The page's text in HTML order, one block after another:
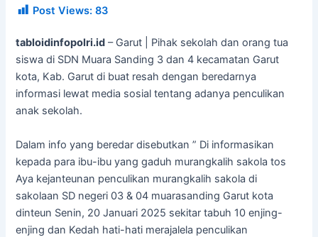
Post Views: 83
tabloidinfopolri.id – Garut | Pihak sekolah dan orang tua
siswa di SDN Muara Sanding 3 dan 4 kecamatan Garut
kota, Kab. Garut di buat resah dengan beredarnya
informasi lewat media sosial tentang adanya penculikan
anak sekolah.
Dalam info yang beredar disebutkan ” Di informasikan
kepada para ibu-ibu yang gaduh murangkalih sakola tos
Aya kejanteunan penculikan murangkalih sakola di
sakolaan SD negeri 03 & 04 muarasanding Garut kota
dinteun Senin, 20 Januari 2025 sekitar tabuh 10 enjing-
enjing dan Kedah hati-hati merajalela penculikan